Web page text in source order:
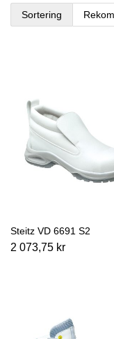
Sortering
Steitz VD 6691 S2
2 073,75 kr